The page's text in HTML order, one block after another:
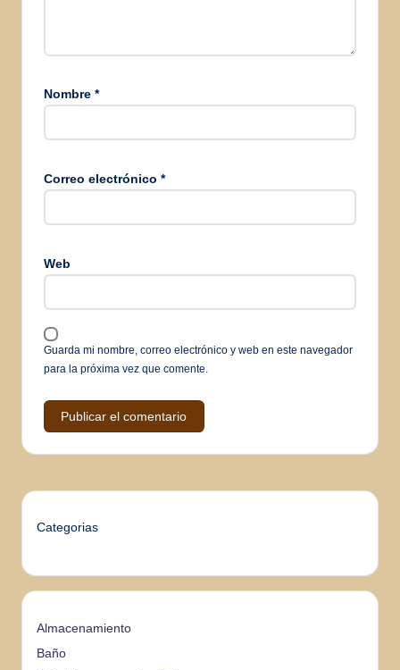
Nombre *
Correo electrónico *
Web
Guarda mi nombre, correo electrónico y web en este navegador
para la próxima vez que comente.
Categorias
Almacenamiento
Baño